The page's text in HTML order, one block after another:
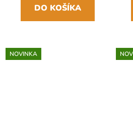
DO KOŠÍKA
NOVINKA